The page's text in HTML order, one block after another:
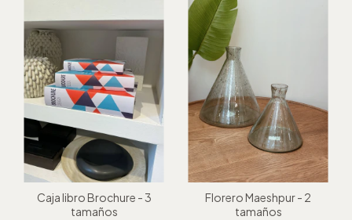
Caja libro Brochure - 3
tamaños
Florero Maeshpur - 2
tamaños